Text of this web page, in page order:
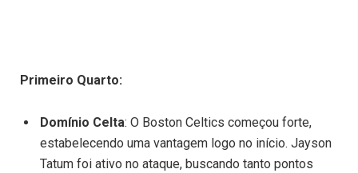
Primeiro Quarto:
Domínio Celta: O Boston Celtics começou forte,
estabelecendo uma vantagem logo no início. Jayson
Tatum foi ativo no ataque, buscando tanto pontos